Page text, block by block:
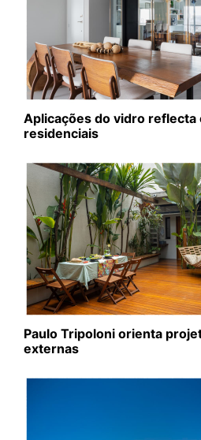
Aplicações do vidro
residenciais
Paulo Tripoloni orienta
externas